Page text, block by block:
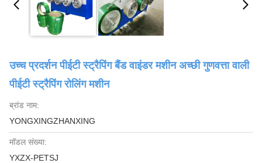
उच्च प्रदर्शन पीईटी स्ट्रैपिंग बैंड वाइंडर मशीन अच्छी गुणवत्ता वाली
पीईटी स्ट्रैपिंग रोलिंग मशीन
ब्रांड नाम:
YONGXINGZHANXING
मॉडल संख्या:
YXZX-PETSJ